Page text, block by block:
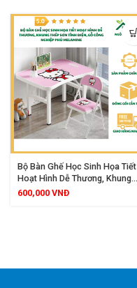
Bộ Bàn Ghế Học Sinh Họa Tiết
Hoạt Hình Dễ Thương, Khung
Thép Sơn Tĩnh Điện, Gỗ Công
600,000 VNĐ